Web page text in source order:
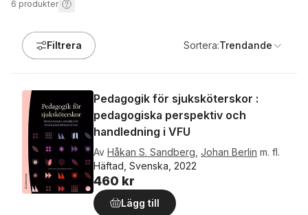
6 produkter
Filtrera Sortera:Trendande
Pedagogik för sjuksköterskor :
pedagogiska perspektiv och
handledning i VFU
Av Håkan S. Sandberg Johan Berlin m. fl.
Häftad, Svenska, 2022
460 kr
Lägg till